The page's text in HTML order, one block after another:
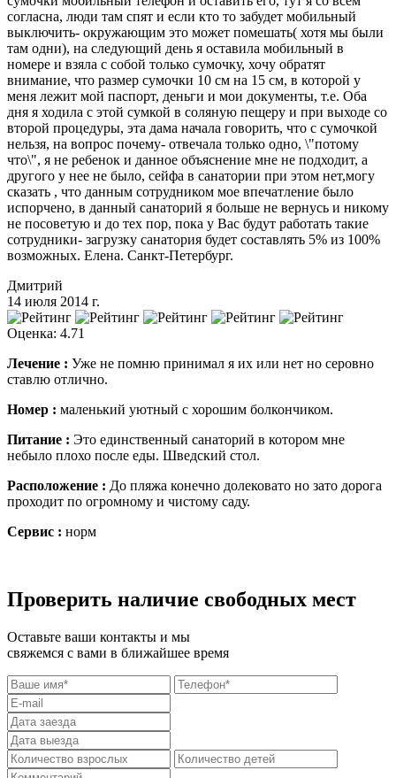
согласна, люди там спят и если кто то забудет мобильный
выключить- окружающим это может помешать( хотя мы были
там одни), на следующий день я оставила мобильный в
номере и взяла с собой только сумочку, хочу обратят
внимание, что размер сумочки 10 см на 15 см, в которой у
меня лежит мой паспорт, деньги и мои документы, т.е. Оба
дня я ходила с этой сумкой в соляную пещеру и при выходе со
второй процедуры, эта дама начала говорить, что с сумочкой
нельзя, на вопрос почему- отвечала только одно, \"потому
что\", я не ребенок и данное объяснение мне не подходит, а
другого у нее не было, сейфа в санатории при этом нет,могу
сказать , что данным сотрудником мое впечатление было
испорчено, в данный санаторий я больше не вернусь и никому
не посоветую и до тех пор, пока у Вас будут работать такие
сотрудники- загрузку санатория будет составлять 5% из 100%
возможных. Елена. Санкт-Петербург.
Дмитрий
14 июля 2014 г.
Оценка: 4.71
Лечение : Уже не помню принимал я их или нет но серовно
ставлю отлично.
Номер : маленький уютный с хорошим болкончиком.
Питание : Это единственный санаторий в котором мне
небыло плохо после еды. Шведский стол.
Расположение : До пляжа конечно долековато но зато дорога
проходит по огромному и чистому саду.
Сервис : норм
Проверить наличие свободных мест
Оставьте ваши контакты и мы
свяжемся с вами в ближайшее время